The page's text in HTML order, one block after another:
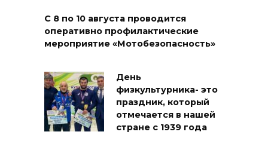
С 8 по 10 августа проводится
оперативно профилактические
мероприятие «Мотобезопасность»
День
физкультурника- это
праздник, который
отмечается в нашей
стране с 1939 года